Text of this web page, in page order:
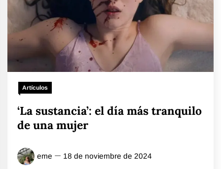
Artículos
‘La sustancia’: el día más tranquilo
de una mujer
eme 18 de noviembre de 2024